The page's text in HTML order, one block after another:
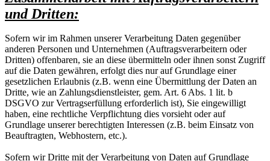
und Dritten:
Sofern wir im Rahmen unserer Verarbeitung Daten gegenüber
anderen Personen und Unternehmen (Auftragsverarbeitern oder
Dritten) offenbaren, sie an diese übermitteln oder ihnen sonst Zugriff
auf die Daten gewähren, erfolgt dies nur auf Grundlage einer
gesetzlichen Erlaubnis (z.B. wenn eine Übermittlung der Daten an
Dritte, wie an Zahlungsdienstleister, gem. Art. 6 Abs. 1 lit. b
DSGVO zur Vertragserfüllung erforderlich ist), Sie eingewilligt
haben, eine rechtliche Verpflichtung dies vorsieht oder auf
Grundlage unserer berechtigten Interessen (z.B. beim Einsatz von
Beauftragten, Webhostern, etc.).
Sofern wir Dritte mit der Verarbeitung von Daten auf Grundlage